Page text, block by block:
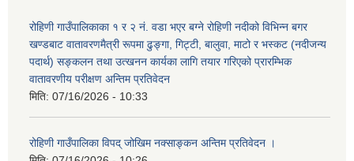
रोहिणी गाउँपालिकाका १ र २ नं. वडा भएर बग्ने रोहिणी नदीको विभिन्न बगर
खण्डबाट वातावरणमैत्री रूपमा ढुङ्गा, गिट्टी, बालुवा, माटो र भस्कट (नदीजन्य
पदार्थ) सङ्कलन तथा उत्खनन कार्यका लागि तयार गरिएको प्रारम्भिक
वातावरणीय परीक्षण अन्तिम प्रतिवेदन
मिति: 07/16/2026 - 10:33
रोहिणी गाउँपालिका विपद् जोखिम नक्साङ्कन अन्तिम प्रतिवेदन ।